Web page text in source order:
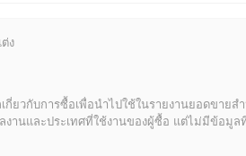
ง
กี่ยวกับการซื้อเพื่อนำไปใช้ในรายงานยอดขายส
านและประเทศที่ใช้งานของผู้ซื้อ แต่ไม่มีข้อมูล